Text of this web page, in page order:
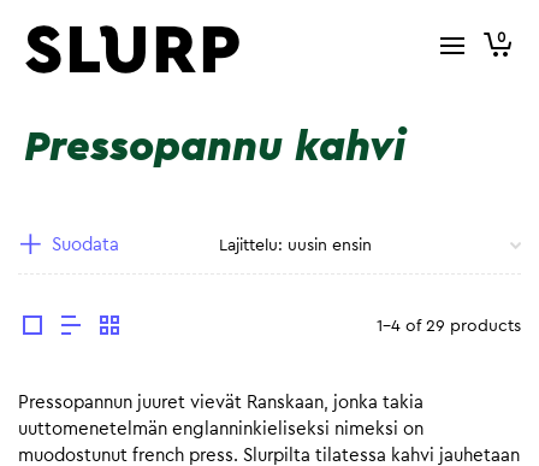
0
Pressopannu kahvi
Suodata
1-4 of 29 products
Pressopannun juuret vievät Ranskaan, jonka takia
uuttomenetelmän englanninkieliseksi nimeksi on
muodostunut french press. Slurpilta tilatessa kahvi jauhetaan